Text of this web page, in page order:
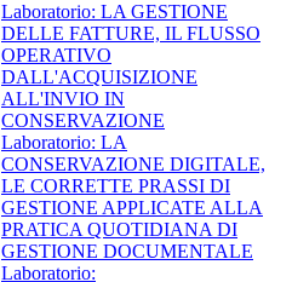
Laboratorio: LA GESTIONE
DELLE FATTURE, IL FLUSSO
OPERATIVO
DALL'ACQUISIZIONE
ALL'INVIO IN
CONSERVAZIONE
Laboratorio: LA
CONSERVAZIONE DIGITALE,
LE CORRETTE PRASSI DI
GESTIONE APPLICATE ALLA
PRATICA QUOTIDIANA DI
GESTIONE DOCUMENTALE
Laboratorio: